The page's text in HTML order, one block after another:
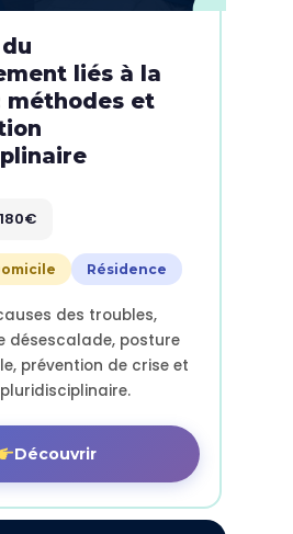
liés à la
méthodes et
180€
Résidence
des troubles,
désescalade, posture
prévention de crise et
Découvrir